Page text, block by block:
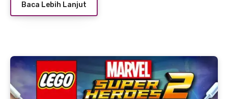
Baca Lebih Lanjut